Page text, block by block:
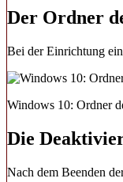
Der Ordner
Bei der Einrichtung
Windows 10: Ordner
Die
Nach dem Beenden